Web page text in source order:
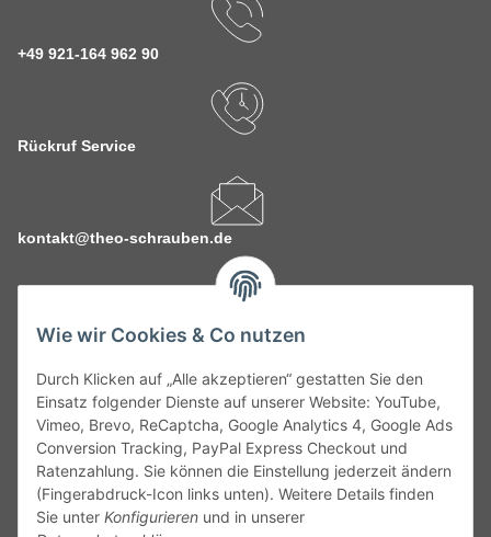
Wie wir Cookies & Co nutzen
Durch Klicken auf „Alle akzeptieren“ gestatten Sie den
Einsatz folgender Dienste auf unserer Website: YouTube,
Vimeo, Brevo, ReCaptcha, Google Analytics 4, Google Ads
Conversion Tracking, PayPal Express Checkout und
Ratenzahlung. Sie können die Einstellung jederzeit ändern
(Fingerabdruck-Icon links unten). Weitere Details finden
Sie unter Konfigurieren und in unserer
+49 921-164 962 90
Rückruf Service
kontakt@theo-schrauben.de
Service
Gesetzliche Informationen
Alle technischen Angaben ohne Gewähr. Irrtümer und fehlerhafte